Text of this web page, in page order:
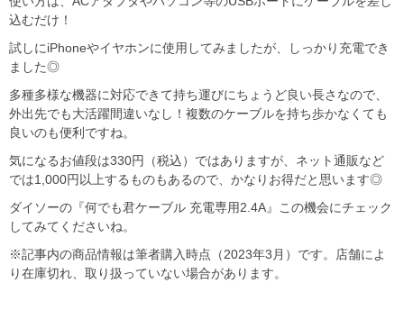
込むだけ！
試しにiPhoneやイヤホンに使用してみましたが、しっかり充電でき
ました◎
多種多様な機器に対応できて持ち運びにちょうど良い長さなので、
外出先でも大活躍間違いなし！複数のケーブルを持ち歩かなくても
良いのも便利ですね。
気になるお値段は330円（税込）ではありますが、ネット通販など
では1,000円以上するものもあるので、かなりお得だと思います◎
ダイソーの『何でも君ケーブル 充電専用2.4A』この機会にチェック
してみてくださいね。
※記事内の商品情報は筆者購入時点（2023年3月）です。店舗によ
り在庫切れ、取り扱っていない場合があります。